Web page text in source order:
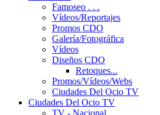
Famoseo . . .
Vídeos/Reportajes
Promos CDO
Galería/Fotográfica
Vídeos
Diseños CDO
Retoques...
Promos/Vídeos/Webs
Ciudades Del Ocio TV
Ciudades Del Ocio TV
TV - Nacional